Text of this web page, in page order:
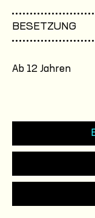
BESETZUNG
Ab 12 Jahren